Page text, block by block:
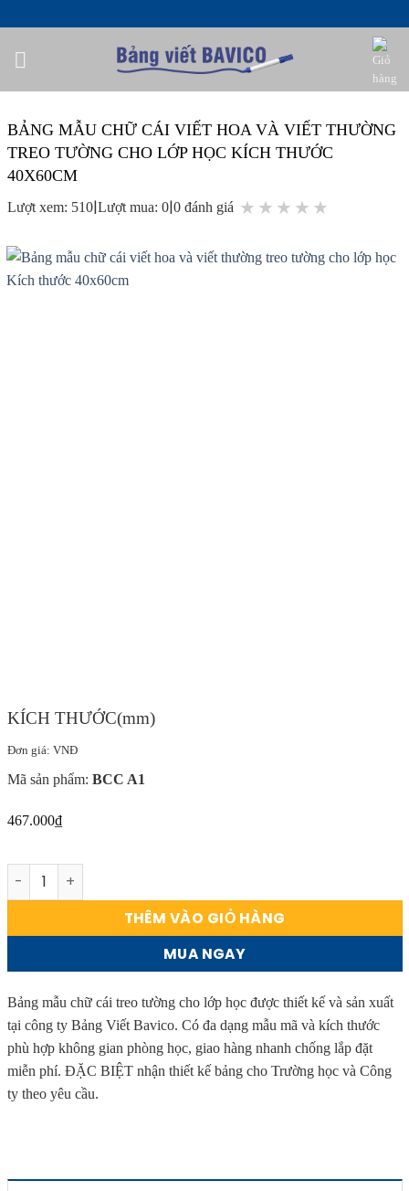
nội
BẢNG MẪU CHỮ CÁI VIẾT HOA VÀ VIẾT THƯỜNG
TREO TƯỜNG CHO LỚP HỌC KÍCH THƯỚC
40X60CM
Lượt xem: 510|Lượt mua: 0|0 đánh giá ★ ★ ★ ★ ★
KÍCH THƯỚC(mm)
Đơn giá: VNĐ
Mã sản phẩm: BCC A1
467.000₫
Bảng mẫu chữ cái viết hoa và viết thường treo tường cho
THÊM VÀO GIỎ HÀNG
MUA NGAY
Bảng mẫu chữ cái treo tường cho lớp học được thiết kế và sản xuất
tại công ty Bảng Viết Bavico. Có đa dạng mẫu mã và kích thước
phù hợp không gian phòng học, giao hàng nhanh chống lắp đặt
miễn phí. ĐẶC BIỆT nhận thiết kế bảng cho Trường học và Công
ty theo yêu cầu.